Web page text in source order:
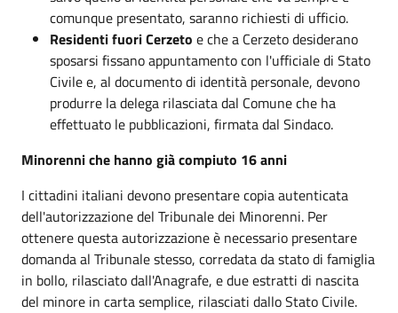
comunque presentato, saranno richiesti di ufficio.
Residenti fuori Cerzeto e che a Cerzeto desiderano
sposarsi fissano appuntamento con l'ufficiale di Stato
Civile e, al documento di identità personale, devono
produrre la delega rilasciata dal Comune che ha
effettuato le pubblicazioni, firmata dal Sindaco.
Minorenni che hanno già compiuto 16 anni
I cittadini italiani devono presentare copia autenticata
dell'autorizzazione del Tribunale dei Minorenni. Per
ottenere questa autorizzazione è necessario presentare
domanda al Tribunale stesso, corredata da stato di famiglia
in bollo, rilasciato dall'Anagrafe, e due estratti di nascita
del minore in carta semplice, rilasciati dallo Stato Civile.